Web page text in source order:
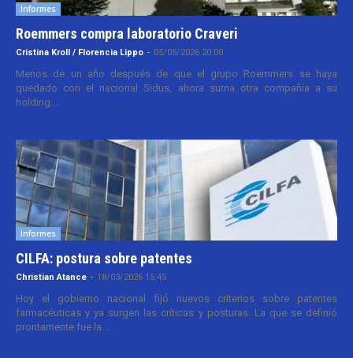
Informes
Roemmers compra laboratorio Craveri
Cristina Kroll / Florencia Lippo - 05/05/2026 20:00
Menos de un año después de que el grupo Roemmers se haya
quedado con el nacional Sidus, ahora suma otra compañía a su
holding....
Informes
CILFA: postura sobre patentes
Christian Atance - 18/03/2026 15:45
Hoy el gobierno nacional fijó nuevos criterios sobre patentes
farmacéuticas y ya surgen las críticas y posturas. La que se definió
prontamente fue la...